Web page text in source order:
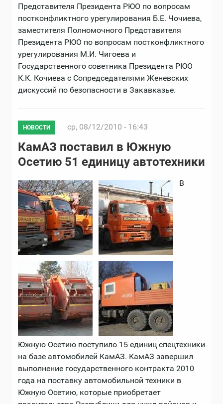
Представителя Президента РЮО по вопросам
постконфликтного урегулирования Б.Е. Чочиева,
заместителя Полномочного Представителя
Президента РЮО по вопросам постконфликтного
урегулирования М.И. Чигоева и
Государственного советника Президента РЮО
К.К. Кочиева с Сопредседателями Женевских
дискуссий по безопасности в Закавказье.
НОВОСТИ ср, 08/12/2010 - 16:43
КамАЗ поставил в Южную
Осетию 51 единицу автотехники
В
Южную Осетию поступило 15 единиц спецтехники
на базе автомобилей КамАЗ. КамАЗ завершил
выполнение государственного контракта 2010
года на поставку автомобильной техники в
Южную Осетию, которые приобретает